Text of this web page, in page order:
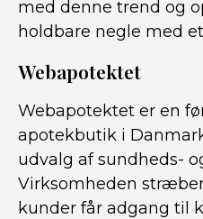
med denne trend og
holdbare negle med
Webapotektet
Webapotektet er en
apotekbutik i
udvalg af sundheds-
Virksomheden
kunder får adgang til